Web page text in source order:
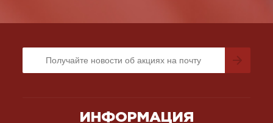
ИНФОРМАЦИЯ